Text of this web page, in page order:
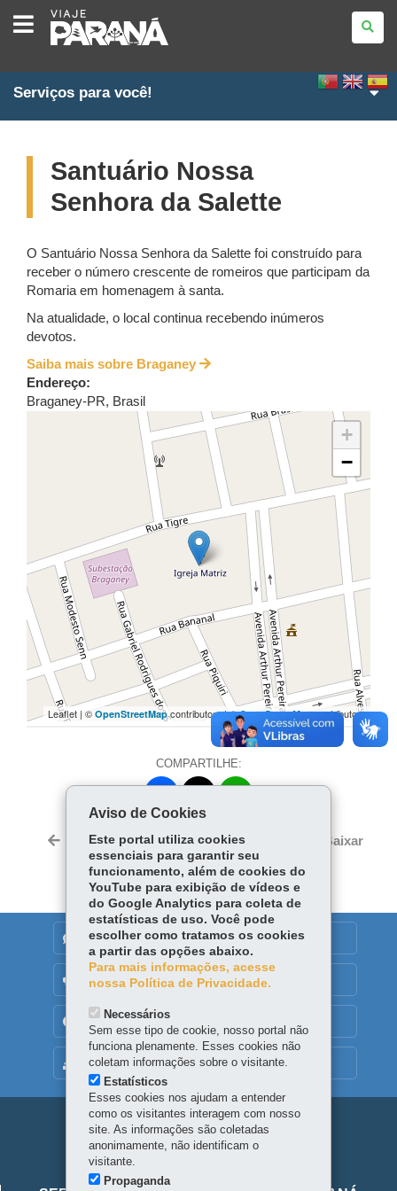
VIAJE
PARANÁ
Serviços para você!
Santuário Nossa
Senhora da Salette
O Santuário Nossa Senhora da Salette foi construído para
receber o número crescente de romeiros que participam da
Romaria em homenagem à santa.
Na atualidade, o local continua recebendo inúmeros
devotos.
Saiba mais sobre Braganey
Endereço:
Braganey-PR, Brasil
+
−
Leaflet | © OpenStreetMapcontributors | ©OpenStreetMapcontributors
COMPARTILHE:
WhatsApp
Voltar Início Imprimir Baixar
MAPA DO SITE
DENUNCIE CORRUPÇÃO
OUVIDORIA
TRANSPARÊNCIA INSTITUCIONAL
Navegação
principal
Aviso de Cookies
Este portal utiliza cookies
essenciais para garantir seu
funcionamento, além de cookies do
YouTube para exibição de vídeos e
do Google Analytics para coleta de
estatísticas de uso. Você pode
escolher como tratamos os cookies
a partir das opções abaixo.
Para mais informações, acesse
nossa Política de Privacidade.
Necessários
Sem esse tipo de cookie, nosso portal não
funciona plenamente. Esses cookies não
coletam informações sobre o visitante.
Estatísticos
Esses cookies nos ajudam a entender
como os visitantes interagem com nosso
site. As informações são coletadas
anonimamente, não identificam o
visitante.
Propaganda